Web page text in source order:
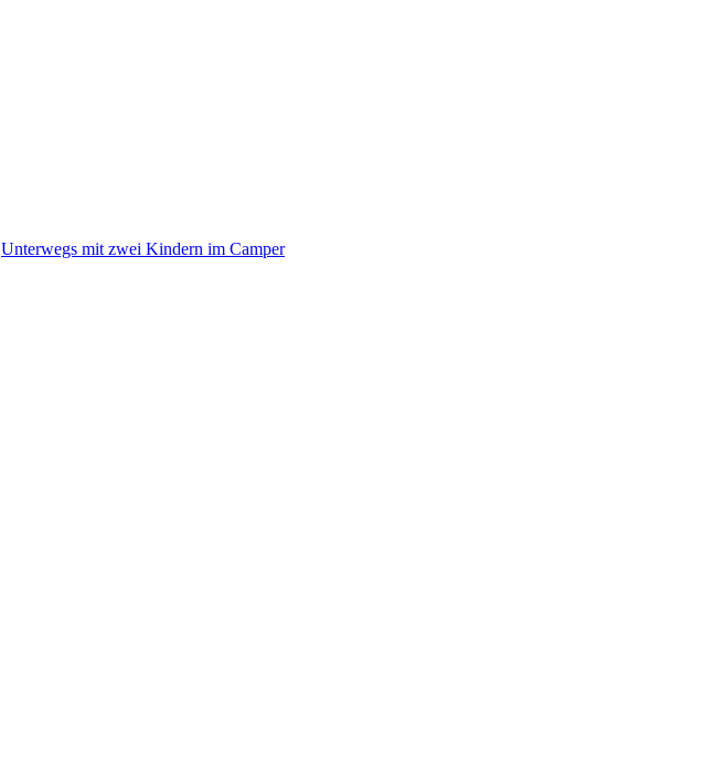
Unterwegs mit zwei Kindern im Camper